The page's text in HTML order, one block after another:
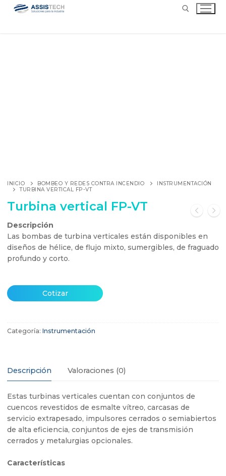
INICIO BOMBEO Y REDES CONTRA INCENDIO
INSTRUMENTACIÓN
TURBINA VERTICAL FP-VT
Turbina vertical FP-VT
Descripción
Las bombas de turbina verticales están disponibles en
diseños de hélice, de flujo mixto, sumergibles, de fraguado
profundo y corto.
Cotizar
Categoría: Instrumentación
Descripción Valoraciones (0)
Estas turbinas verticales cuentan con conjuntos de
cuencos revestidos de esmalte vítreo, carcasas de
servicio extrapesado, impulsores cerrados o semiabiertos
de alta eficiencia, conjuntos de ejes de transmisión
cerrados y metalurgias opcionales.
Características